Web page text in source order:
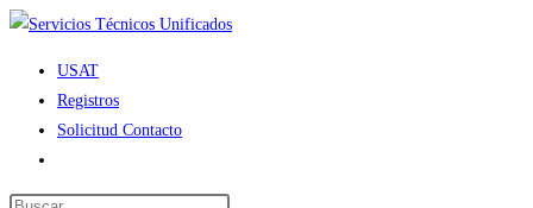
Ir
contenido
USAT
Registros
Solicitud Contacto